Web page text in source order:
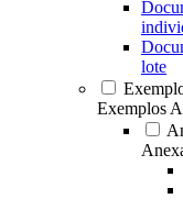
lote
Exemplos